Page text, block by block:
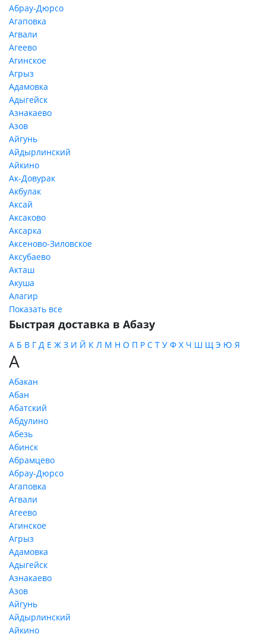
Абрау-Дюрсо
Агаповка
Агвали
Агеево
Агинское
Агрыз
Адамовка
Адыгейск
Азнакаево
Азов
Айгунь
Айдырлинский
Айкино
Ак-Довурак
Акбулак
Аксай
Аксаково
Аксарка
Аксеново-Зиловское
Аксубаево
Акташ
Акуша
Алагир
Показать все
Быстрая доставка в Абазу
А Б В Г Д Е Ж З И Й К Л М Н О П Р С Т У Ф Х Ч Ш Щ Э Ю Я
А
Абакан
Абан
Абатский
Абдулино
Абезь
Абинск
Абрамцево
Абрау-Дюрсо
Агаповка
Агвали
Агеево
Агинское
Агрыз
Адамовка
Адыгейск
Азнакаево
Азов
Айгунь
Айдырлинский
Айкино